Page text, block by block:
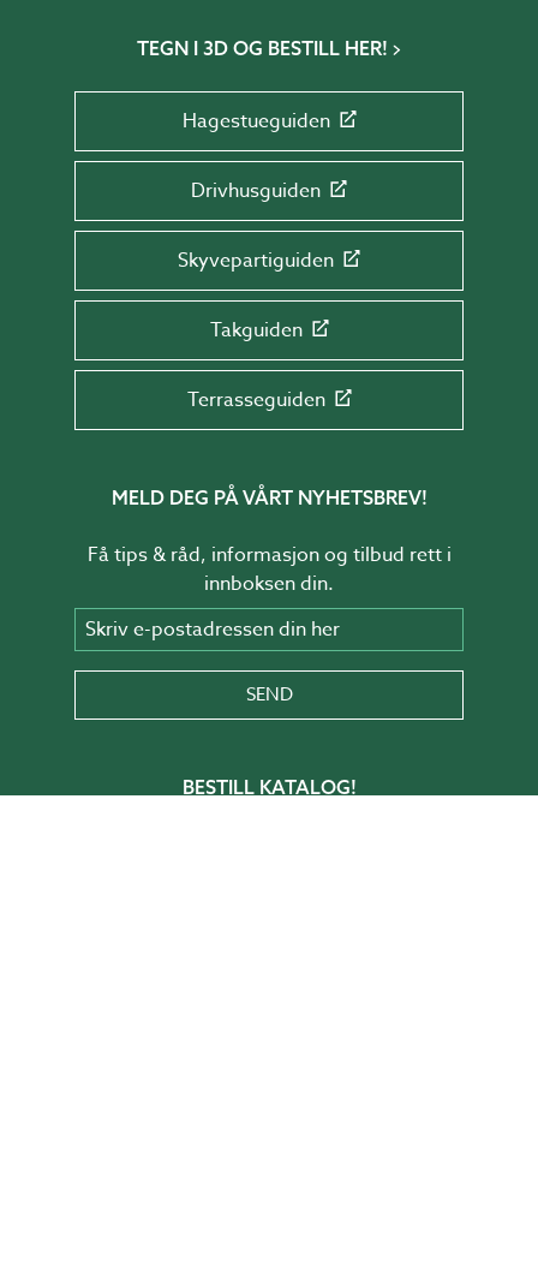
TEGN I 3D OG BESTILL HER!
Hagestueguiden
Drivhusguiden
Skyvepartiguiden
Takguiden
Terrasseguiden
MELD DEG PÅ VÅRT NYHETSBREV!
Få tips & råd, informasjon og tilbud rett i
innboksen din.
Skriv e-postadressen din her
SEND
BESTILL KATALOG!